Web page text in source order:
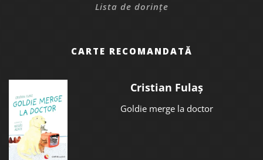
Lista de dorințe
CARTE RECOMANDATĂ
Cristian Fulaș
Goldie merge la doctor